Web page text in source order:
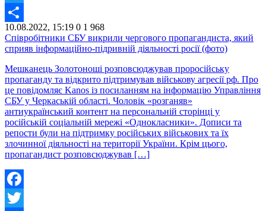
Twitter
Share
10.08.2022, 15:19 0 1 968
Співробітники СБУ викрили чергового пропагандиста, який
сприяв інформаційно-підривній діяльності росії (фото)
Мешканець Золотоноші розповсюджував проросійську
пропаганду та відкрито підтримував військову агресії рф. Про
це повідомляє Kanos із посиланням на інформацію Управління
СБУ у Черкаській області. Чоловік «розганяв»
антиукраїнський контент на персональній сторінці у
російській соціальній мережі «Однокласники». Дописи та
репости були на підтримку російських військових та їх
злочинної діяльності на території України. Крім цього,
пропагандист розповсюджував […]
Facebook